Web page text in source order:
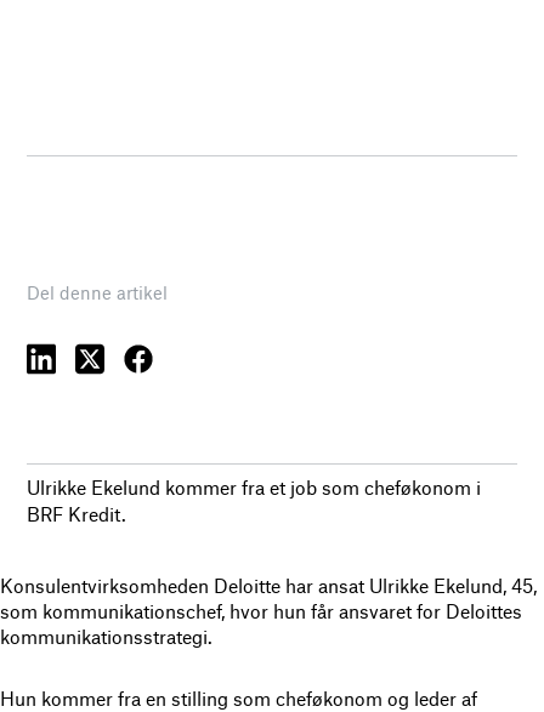
Del denne artikel
Ulrikke Ekelund kommer fra et job som cheføkonom i
BRF Kredit.
Konsulentvirksomheden Deloitte har ansat Ulrikke Ekelund, 45,
som kommunikationschef, hvor hun får ansvaret for Deloittes
kommunikationsstrategi.
Hun kommer fra en stilling som cheføkonom og leder af